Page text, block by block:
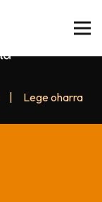
Lege oharra